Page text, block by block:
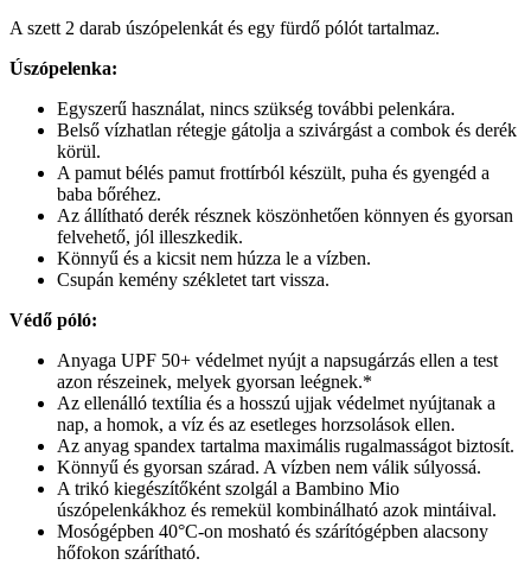
A szett 2 darab úszópelenkát és egy fürdő pólót tartalmaz.
Úszópelenka:
Egyszerű használat, nincs szükség további pelenkára.
Belső vízhatlan rétegje gátolja a szivárgást a combok és derék
körül.
A pamut bélés pamut frottírból készült, puha és gyengéd a
baba bőréhez.
Az állítható derék résznek köszönhetően könnyen és gyorsan
felvehető, jól illeszkedik.
Könnyű és a kicsit nem húzza le a vízben.
Csupán kemény székletet tart vissza.
Védő póló:
Anyaga UPF 50+ védelmet nyújt a napsugárzás ellen a test
azon részeinek, melyek gyorsan leégnek.*
Az ellenálló textília és a hosszú ujjak védelmet nyújtanak a
nap, a homok, a víz és az esetleges horzsolások ellen.
Az anyag spandex tartalma maximális rugalmasságot biztosít.
Könnyű és gyorsan szárad. A vízben nem válik súlyossá.
A trikó kiegészítőként szolgál a Bambino Mio
úszópelenkákhoz és remekül kombinálható azok mintáival.
Mosógépben 40°C-on mosható és szárítógépben alacsony
hőfokon szárítható.